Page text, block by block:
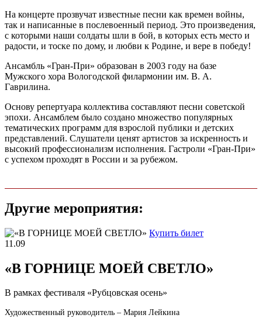
На концерте прозвучат известные песни как времен войны,
так и написанные в послевоенный период. Это произведения,
с которыми наши солдаты шли в бой, в которых есть место и
радости, и тоске по дому, и любви к Родине, и вере в победу!
Ансамбль «Гран-При» образован в 2003 году на базе
Мужского хора Вологодской филармонии им. В. А.
Гаврилина.
Основу репертуара коллектива составляют песни советской
эпохи. Ансамблем было создано множество популярных
тематических программ для взрослой публики и детских
представлений. Слушатели ценят артистов за искренность и
высокий профессионализм исполнения. Гастроли «Гран-При»
с успехом проходят в России и за рубежом.
Другие мероприятия:
Купить билет
11.09
«В ГОРНИЦЕ МОЕЙ СВЕТЛО»
В рамках фестиваля «Рубцовская осень»
Художественный руководитель – Мария Лейкина